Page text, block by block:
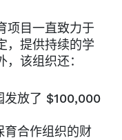
项目一直致力于
，提供持续的学
该组织还：
发放了 $100,000
育合作组织的财